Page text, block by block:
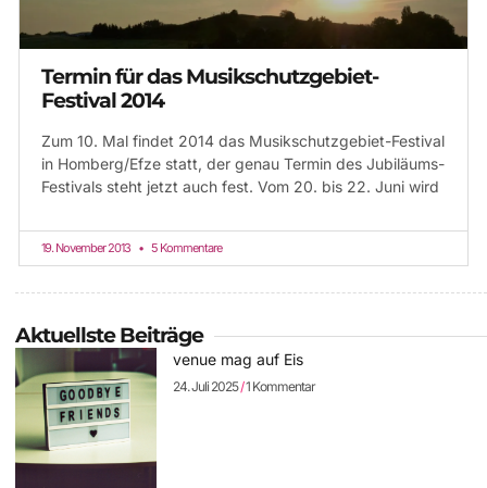
Termin für das Musikschutzgebiet-
Festival 2014
Zum 10. Mal findet 2014 das Musikschutzgebiet-Festival
in Homberg/Efze statt, der genau Termin des Jubiläums-
Festivals steht jetzt auch fest. Vom 20. bis 22. Juni wird
19. November 2013 5 Kommentare
Aktuellste Beiträge
venue mag auf Eis
24. Juli 2025 1 Kommentar